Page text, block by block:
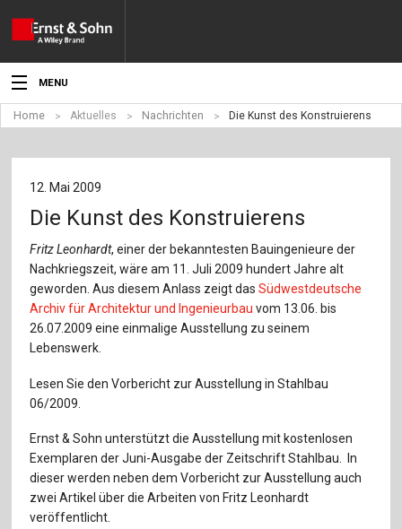
MENU
Aktuelles
Fachgebiete
Produkte
Werben
Für Autor:innen
Verlag
Sprache / Language: DE Sprache / Language: EN
Home Aktuelles Nachrichten Die Kunst des Konstruierens
12. Mai 2009
Die Kunst des Konstruierens
Fritz Leonhardt, einer der bekanntesten Bauingenieure der
Nachkriegszeit, wäre am 11. Juli 2009 hundert Jahre alt
geworden. Aus diesem Anlass zeigt dasSüdwestdeutsche
Archiv für Architektur und Ingenieurbau vom 13.06. bis
26.07.2009 eine einmalige Ausstellung zu seinem
Lebenswerk.
Lesen Sie den Vorbericht zur Ausstellung in Stahlbau
06/2009.
Ernst & Sohn unterstützt die Ausstellung mit kostenlosen
Exemplaren der Juni-Ausgabe der Zeitschrift Stahlbau. In
dieser werden neben dem Vorbericht zur Ausstellung auch
zwei Artikel über die Arbeiten von Fritz Leonhardt
veröffentlicht.